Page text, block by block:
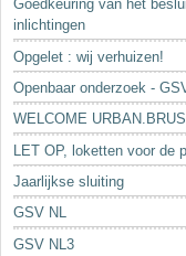
Goedkeuring van het
inlichtingen
Opgelet : wij verhuizen!
Openbaar onderzoek -
WELCOME
LET OP, loketten voor de
Jaarlijkse sluiting
GSV NL
GSV NL3